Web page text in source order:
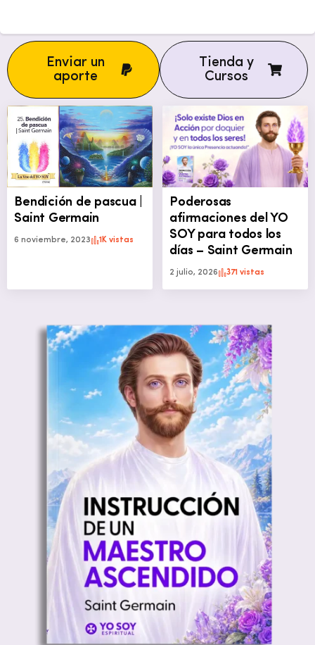
Enviar un
aporte
Tienda y
Cursos
Bendición de pascua |
Saint Germain
6 noviembre, 2023 1K vistas
Poderosas
afirmaciones del YO
SOY para todos los
días – Saint Germain
2 julio, 2026 371 vistas